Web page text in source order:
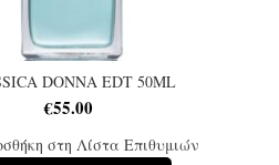
DONNA EDT 50ML
€55.00
στη Λίστα Επιθυμιών